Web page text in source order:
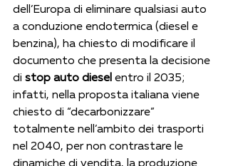
dell’Europa di eliminare qualsiasi auto
a conduzione endotermica (diesel e
benzina), ha chiesto di modificare il
documento che presenta la decisione
di stop auto diesel entro il 2035;
infatti, nella proposta italiana viene
chiesto di “decarbonizzare”
totalmente nell’ambito dei trasporti
nel 2040, per non contrastare le
dinamiche di vendita, la produzione